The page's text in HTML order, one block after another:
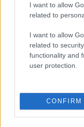
I want to allow
related to
I want to allow
related to
functionality and
user protection.
CONFIRM
Agosto a Roma:
perdere